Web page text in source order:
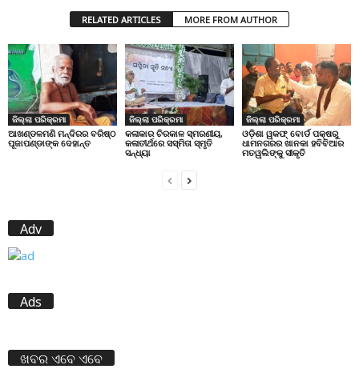
RELATED ARTICLES MORE FROM AUTHOR
ଜିଲ୍ଲା ପରିକ୍ରମା
ଆଖଣ୍ଡଳମଣି ମନ୍ଦିରର ବରିଷ୍ଠ
ପୂଜାପଣ୍ଡାଙ୍କ ଦେହାନ୍ତ
ଜିଲ୍ଲା ପରିକ୍ରମା
କଳାକାର ଚିରକାଳ ସ୍ମରଣୀୟ,
କଳାତୀର୍ଥରେ ସସ୍ମିତା ସ୍ମୃତି
ସନ୍ଧ୍ୟା
ଜିଲ୍ଲା ପରିକ୍ରମା
ଓଡ଼ିଶା ୱକଫ୍ ବୋର୍ଡ ପକ୍ଷରୁ
ଧାମନଗରର ଖାନକା ହବିବିଆର
ମତୱଲିଙ୍କୁ ସୀକୃତି
Adv
Ads
ଖବର ଏବେ ଏବେ